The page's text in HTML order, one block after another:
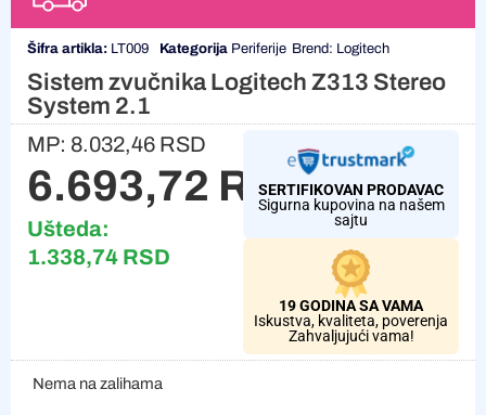
Šifra artikla: LT009 Kategorija Periferije Brend: Logitech
Sistem zvučnika Logitech Z313 Stereo
System 2.1
MP: 8.032,46 RSD
6.693,72 RSD
Ušteda:
1.338,74 RSD
SERTIFIKOVAN PRODAVAC
Sigurna kupovina na našem
sajtu
19 GODINA SA VAMA
Iskustva, kvaliteta, poverenja
Zahvaljujući vama!
Nema na zalihama